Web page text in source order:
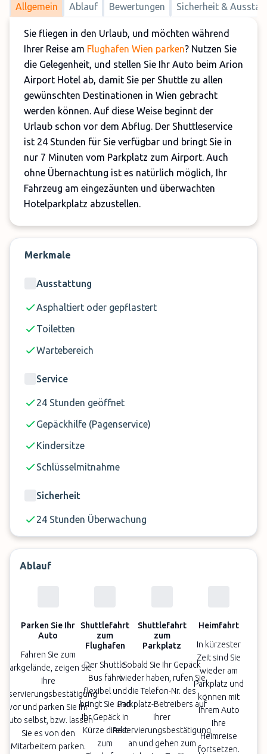
Allgemein Ablauf Bewertungen Sicherheit &
Sie fliegen in den Urlaub, und möchten während
Ihrer Reise am Flughafen Wien parken? Nutzen Sie
die Gelegenheit, und stellen Sie Ihr Auto beim Arion
Airport Hotel ab, damit Sie per Shuttle zu allen
gewünschten Destinationen in Wien gebracht
werden können. Auf diese Weise beginnt der
Urlaub schon vor dem Abflug. Der Shuttleservice
ist 24 Stunden für Sie verfügbar und bringt Sie in
nur 7 Minuten vom Parkplatz zum Airport. Auch
ohne Übernachtung ist es natürlich möglich, Ihr
Fahrzeug am eingezäunten und überwachten
Hotelparkplatz abzustellen.
Merkmale
Ausstattung
Asphaltiert oder gepflastert
Toiletten
Wartebereich
Service
24 Stunden geöffnet
Gepäckhilfe (Pagenservice)
Kindersitze
Schlüsselmitnahme
Sicherheit
24 Stunden Überwachung
Ablauf
Parken Sie Ihr
Auto
Fahren Sie zum
Parkgelände, zeigen Sie
Ihre
vor und parken Sie Ihr
Auto selbst, bzw. lassen
Sie es von den
Mitarbeitern parken.
Shuttlefahrt
zum
Flughafen
Der Shuttle
Bus fährt
flexibel und
bringt Sie und
Ihr Gepäck in
Kürze direkt
zum
Shuttlefahrt
zum
Parkplatz
Sobald Sie Ihr Gepäck
wieder haben, rufen Sie
die Telefon-Nr. des
Parkplatz-Betreibers auf
Ihrer
Reservierungsbestätigung
an und gehen zum
Heimfahrt
In kürzester
Zeit sind Sie
wieder am
Parkplatz und
können mit
Ihrem Auto
Ihre
Heimreise
fortsetzen.